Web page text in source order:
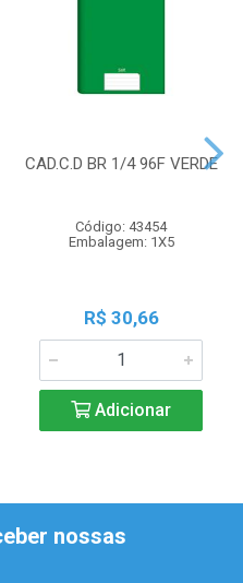
CAD.C.D BR 1/4 96F VERDE
Código: 43454
Embalagem: 1X5
R$ 30,66
Adicionar
nossas